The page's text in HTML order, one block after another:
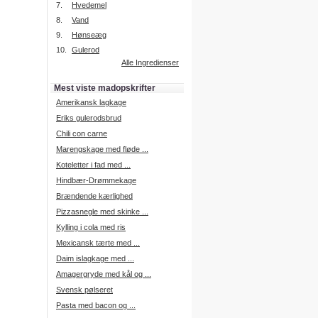
Intelligent søgning
Få foreslået opskrifter.
Prøv vores nye "Foreslå
Læs mere her.
Vi har nu oprettet et mad forum,
hvor i kan dele jeres erfaringer.
Log på med dine oplysninger fra
Madopskrifter.nu.
Gå til forum
Indkøbsliste på SMS
på SMS.
For at benytte SMS funktionen,
7.
Hvedemel
8.
Vand
9.
Hønseæg
10.
Gulerod
Alle Ingredienser
Mest viste madopskrifter
Amerikansk lagkage
Eriks gulerodsbrud
Chili con carne
Marengskage med fløde ...
Koteletter i fad med ...
Hindbær-Drømmekage
Brændende kærlighed
Pizzasnegle med skinke ...
Kylling i cola med ris
Mexicansk tærte med ...
Daim islagkage med ...
Amagergryde med kål og ...
Svensk pølseret
Pasta med bacon og ...